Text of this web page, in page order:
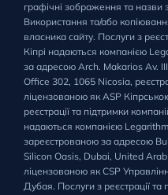
графічні зображення та
Використання та/або
власника сайту. Послуги з
Кіпрі надаються компанією
за адресою Arch. Makarios Av.
Office 302, 1065 Nicosia,
ліцензованою як ASP
реєстрації та підтримки
надаються компанією
зареєстрованою за адресою
Silicon Oasis, Dubai, United Arab
ліцензованою як CSP
Дубая. Послуги з реєстрації та